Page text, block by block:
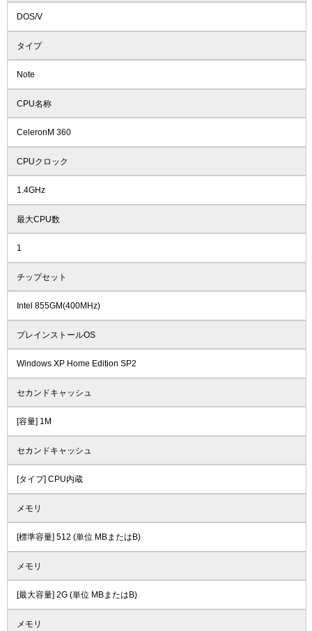
DOS/V
タイプ
Note
CPU名称
CeleronM 360
CPUクロック
1.4GHz
最大CPU数
1
チップセット
Intel 855GM(400MHz)
プレインストールOS
Windows XP Home Edition SP2
セカンドキャッシュ
[容量] 1M
セカンドキャッシュ
[タイプ] CPU内蔵
メモリ
[標準容量] 512 (単位 MBまたはB)
メモリ
[最大容量] 2G (単位 MBまたはB)
メモリ